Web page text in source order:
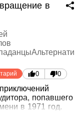
в
0 0
попавшего
в 1971 год.
время ехать в